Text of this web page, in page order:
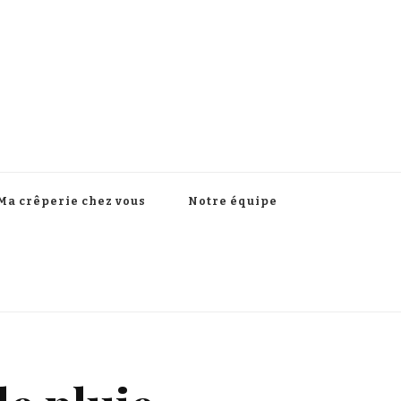
crêperie chez vous Notre équipe